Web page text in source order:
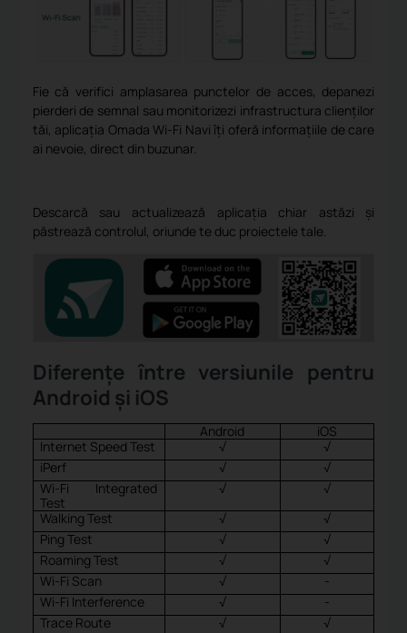
Fie că verifici amplasarea punctelor de acces, depanezi
pierderi de semnal sau monitorizezi infrastructura clienților
tăi, aplicația Omada Wi-Fi Navi îți oferă informațiile de care
ai nevoie, direct din buzunar.
Descarcă sau actualizează aplicația chiar astăzi și
păstrează controlul, oriunde te duc proiectele tale.
Diferențe între versiunile pentru
Android și iOS
Android
iOS
Internet Speed Test
√
√
iPerf
√
√
Wi-Fi Integrated
Test
√
√
Walking Test
√
√
Ping Test
√
√
Roaming Test
√
√
Wi-Fi Scan
√
-
Wi-Fi Interference
√
-
Trace Route
√
√